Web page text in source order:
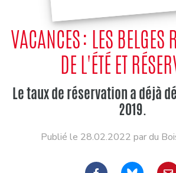
VACANCES : LES BELGES
DE L'ÉTÉ ET
Le taux de réservation a déjà
2019.
Publié le 28.02.2022 par du